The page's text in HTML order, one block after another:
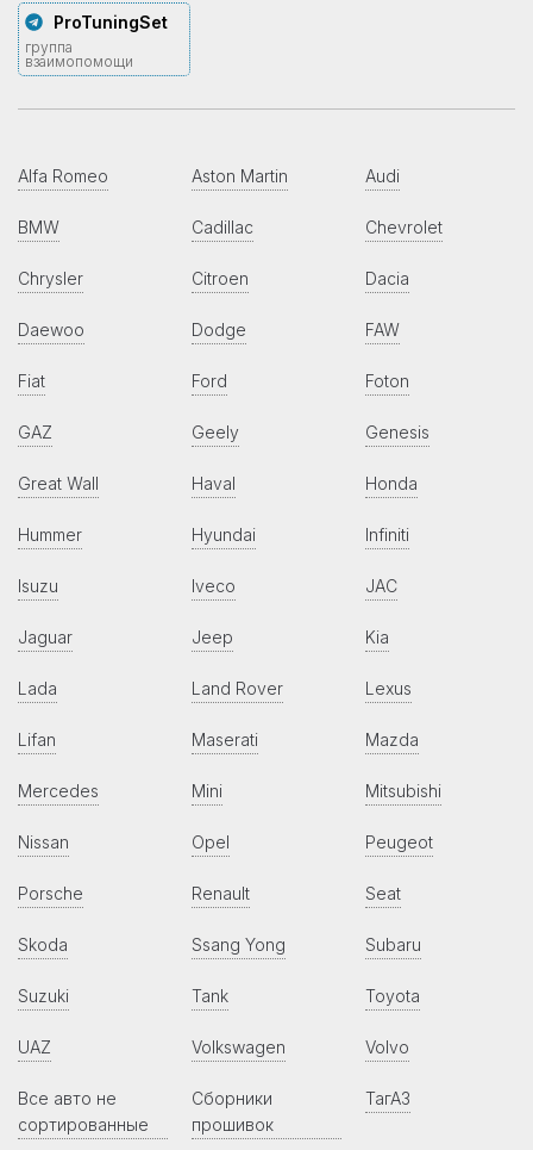
ProTuningSet
группа
взаимопомощи
Alfa Romeo Aston Martin Audi
BMW Cadillac Chevrolet
Chrysler Citroen Dacia
Daewoo Dodge FAW
Fiat Ford Foton
GAZ Geely Genesis
Great Wall Haval Honda
Hummer Hyundai Infiniti
Isuzu Iveco JAC
Jaguar Jeep Kia
Lada Land Rover Lexus
Lifan Maserati Mazda
Mercedes Mini Mitsubishi
Nissan Opel Peugeot
Porsche Renault Seat
Skoda Ssang Yong Subaru
Suzuki Tank Toyota
UAZ Volkswagen Volvo
Все авто не
сортированные
Сборники
прошивок
ТагАЗ